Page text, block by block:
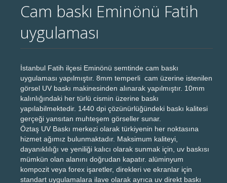
Cam baskı Eminönü Fatih
uygulaması
İstanbul Fatih ilçesi Eminönü semtinde cam baskı
uygulaması yapılmıştır. 8mm temperli cam üzerine istenilen
görsel UV baskı makinesinden alınarak yapılmıştır. 10mm
kalınlığındaki her türlü cismin üzerine baskı
yapılabilmektedir. 1440 dpi çözünürlüğündeki baskı kalitesi
gerçeği yansıtan muhteşem görseller sunar.
Öztaş UV Baskı merkezi olarak türkiyenin her noktasına
hizmet ağımız bulunmaktadır. Maksimum kaliteyi,
dayanıklılığı ve yeniliği kalıcı olarak sunmak için, uv baskısı
mümkün olan alanını doğrudan kapatır. alüminyum
kompozit veya forex işaretler, direkleri ve ekranlar için
standart uygulamalara ilave olarak ayrıca uv direkt baskı